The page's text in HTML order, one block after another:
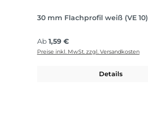
30 mm Flachprofil weiß (VE 10)
Regulärer Preis:
Ab 1,59 €
Preise inkl. MwSt. zzgl. Versandkosten
Details